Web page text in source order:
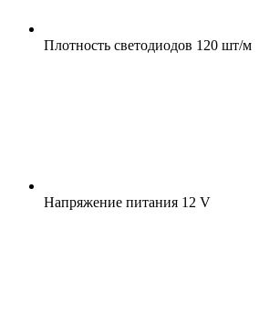
Плотность светодиодов 120 шт/м
Напряжение питания 12 V